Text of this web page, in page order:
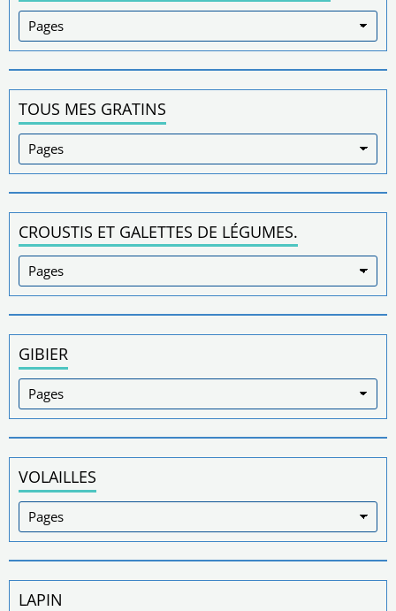
TOUS MES GRATINS
CROUSTIS ET GALETTES DE LÉGUMES.
GIBIER
VOLAILLES
LAPIN